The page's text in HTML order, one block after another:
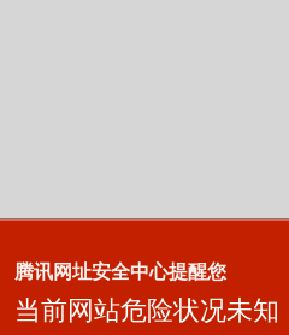
腾讯网址安全中心提醒您
当前网站危险状况未知